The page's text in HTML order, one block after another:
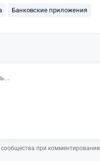
Банковские приложения
при комментировании